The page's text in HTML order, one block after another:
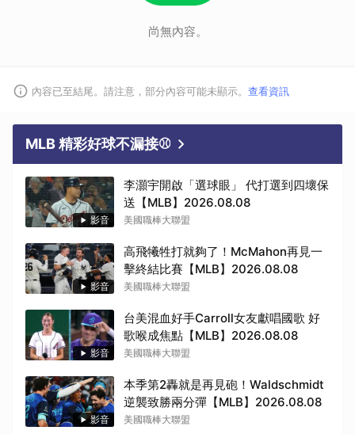
尚無內容。
內容已至結尾。請注意，部分內容可能未顯示。 查看資訊
MLB 精彩好球不漏接⚾
影音
李灝宇開啟「選球眼」 代打選到四壞保
送【MLB】2026.08.08
美國職棒大聯盟
影音
高飛犧牲打就夠了！McMahon再見一
擊終結比賽【MLB】2026.08.08
美國職棒大聯盟
影音
台美混血好手Carroll女友獻唱國歌 好
歌喉成焦點【MLB】2026.08.08
美國職棒大聯盟
影音
本季第2轟就是再見砲！Waldschmidt
逆襲致勝兩分彈【MLB】2026.08.08
美國職棒大聯盟